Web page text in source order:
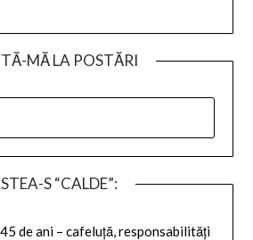
MĂ LA POSTĂRI
S “CALDE”:
de ani – cafeluță, responsabilități